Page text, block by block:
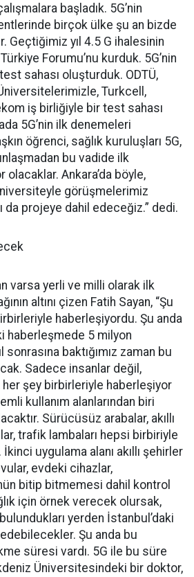
başladık. 5G’nin
birçok ülke şu an bizde
Geçtiğimiz yıl 4.5 G ihalesinin
Forumu’nu kurduk. 5G’nin
sahası oluşturduk. ODTÜ,
Turkcell,
iş birliğiyle bir test sahası
5G’nin ilk denemeleri
öğrenci, sağlık kuruluşları 5G,
bu vadide ilk
olacaklar. Ankara’da böyle,
görüşmelerimiz
da projeye dahil edeceğiz.” dedi.
varsa yerli ve milli olarak ilk
altını çizen Fatih Sayan, “Şu
haberleşiyordu. Şu anda
haberleşmede 5 milyon
baktığımız zaman bu
Sadece insanlar değil,
her şey birbirleriyle haberleşiyor
kullanım alanlarından biri
Sürücüsüz arabalar, akıllı
trafik lambaları hepsi birbiriyle
uygulama alanı akıllı şehirler
evdeki cihazlar,
bitip bitmemesi dahil kontrol
için örnek verecek olursak,
yerden İstanbul’daki
Şu anda bu
süresi vardı. 5G ile bu süre
Üniversitesindeki bir doktor,